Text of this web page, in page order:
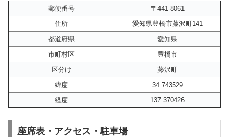
郵便番号
〒441-8061
住所
愛知県豊橋市藤沢町141
都道府県
愛知県
市町村区
豊橋市
区分け
藤沢町
緯度
34.743529
経度
137.370426
座席表・アクセス・駐車場